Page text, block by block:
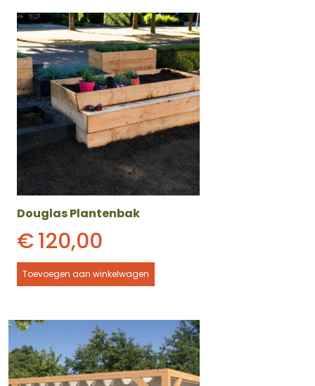
Douglas Plantenbak
€120,00
Toevoegen aan winkelwagen